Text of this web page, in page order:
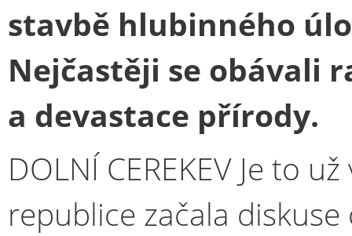
stavbě hlubinného
Nejčastěji se obávali
a devastace přírody.
DOLNÍ CEREKEV Je to
republice začala